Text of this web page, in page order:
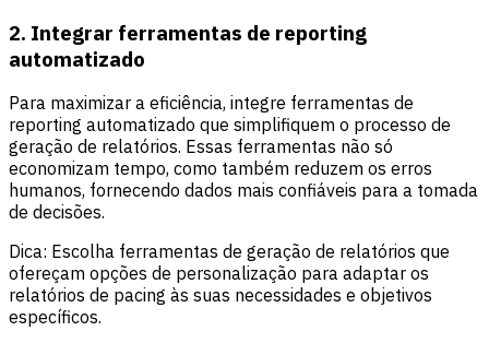
2. Integrar ferramentas de reporting
automatizado
Para maximizar a eficiência, integre ferramentas de
reporting automatizado que simplifiquem o processo de
geração de relatórios. Essas ferramentas não só
economizam tempo, como também reduzem os erros
humanos, fornecendo dados mais confiáveis para a tomada
de decisões.
Dica: Escolha ferramentas de geração de relatórios que
ofereçam opções de personalização para adaptar os
relatórios de pacing às suas necessidades e objetivos
específicos.